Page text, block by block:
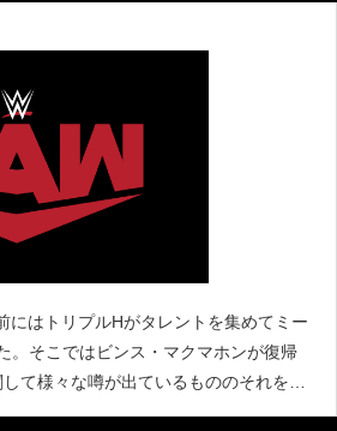
にはトリプルHがタレントを集めてミー
。そこではビンス・マクマホンが復帰
て様々な噂が出ているもののそれを信
リエイティブに影響することはないと